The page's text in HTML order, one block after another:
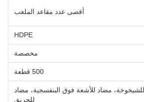
أقصى عدد مقاعد الملعب
HDPE
مخصصة
500 قطعة
مضاد للأشعة فوق البنفسجية، مضاد
للحريق